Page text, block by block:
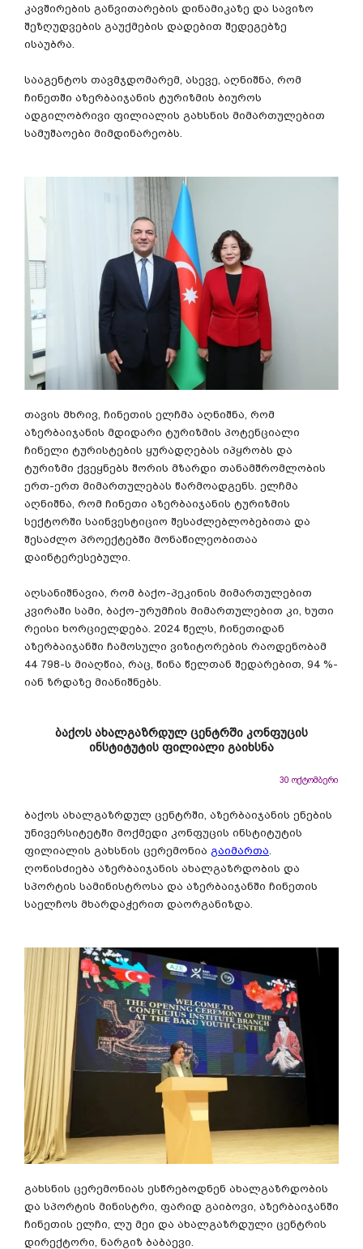
კავშირების განვითარების დინამიკაზე და სავიზო
შეზღუდვების გაუქმების დადებით შედეგებზე
ისაუბრა.
სააგენტოს თავმჯდომარემ, ასევე, აღნიშნა, რომ
ჩინეთში აზერბაიჯანის ტურიზმის ბიუროს
ადგილობრივი ფილიალის გახსნის მიმართულებით
სამუშაოები მიმდინარეობს.
თავის მხრივ, ჩინეთის ელჩმა აღნიშნა, რომ
აზერბაიჯანის მდიდარი ტურიზმის პოტენციალი
ჩინელი ტურისტების ყურადღებას იპყრობს და
ტურიზმი ქვეყნებს შორის მზარდი თანამშრომლობის
ერთ-ერთ მიმართულებას წარმოადგენს. ელჩმა
აღნიშნა, რომ ჩინეთი აზერბაიჯანის ტურიზმის
სექტორში საინვესტიციო შესაძლებლობებითა და
შესაძლო პროექტებში მონაწილეობითაა
დაინტერესებული.
აღსანიშნავია, რომ ბაქო-პეკინის მიმართულებით
კვირაში სამი, ბაქო-ურუმჩის მიმართულებით კი, ხუთი
რეისი ხორციელდება. 2024 წელს, ჩინეთიდან
აზერბაიჯანში ჩამოსული ვიზიტორების რაოდენობამ
44 798-ს მიაღწია, რაც, წინა წელთან შედარებით, 94 %-
იან ზრდაზე მიანიშნებს.
ბაქოს ახალგაზრდულ ცენტრში კონფუცის
ინსტიტუტის ფილიალი გაიხსნა
30 ოქტომბერი
ბაქოს ახალგაზრდულ ცენტრში, აზერბაიჯანის ენების
უნივერსიტეტში მოქმედი კონფუცის ინსტიტუტის
ფილიალის გახსნის ცერემონია გაიმართა
ღონისძიება აზერბაიჯანის ახალგაზრდობის და
სპორტის სამინისტროსა და აზერბაიჯანში ჩინეთის
საელჩოს მხარდაჭერით დაორგანიზდა.
გახსნის ცერემონიას ესწრებოდნენ ახალგაზრდობის
და სპორტის მინისტრი, ფარიდ გაიბოვი, აზერბაიჯანში
ჩინეთის ელჩი, ლუ მეი და ახალგაზრდული ცენტრის
დირექტორი, ნარგიზ ბაბაევი.